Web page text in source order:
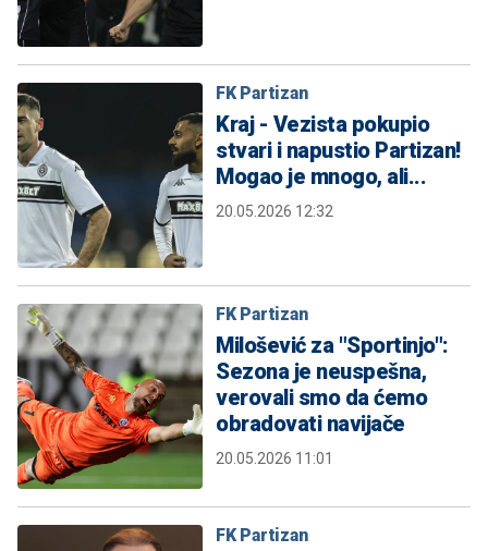
FK Partizan
Kraj - Vezista pokupio
stvari i napustio Partizan!
Mogao je mnogo, ali...
20.05.2026 12:32
FK Partizan
Milošević za "Sportinjo":
Sezona je neuspešna,
verovali smo da ćemo
obradovati navijače
20.05.2026 11:01
FK Partizan